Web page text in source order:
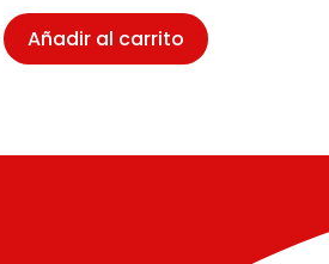
Añadir al carrito